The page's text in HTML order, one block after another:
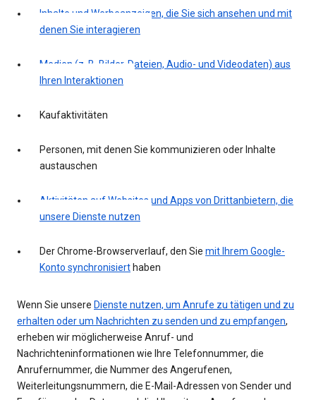
Inhalte und Werbeanzeigen, die Sie sich ansehen und mit
denen Sie interagieren
Medien (z. B. Bilder, Dateien, Audio- und Videodaten) aus
Ihren Interaktionen
Kaufaktivitäten
Personen, mit denen Sie kommunizieren oder Inhalte
austauschen
Aktivitäten auf Websites und Apps von Drittanbietern, die
unsere Dienste nutzen
Der Chrome-Browserverlauf, den Sie mit Ihrem Google-
Konto synchronisiert haben
Wenn Sie unsere Dienste nutzen, um Anrufe zu tätigen und zu
erhalten oder um Nachrichten zu senden und zu empfangen,
erheben wir möglicherweise Anruf- und
Nachrichteninformationen wie Ihre Telefonnummer, die
Anrufernummer, die Nummer des Angerufenen,
Weiterleitungsnummern, die E-Mail-Adressen von Sender und